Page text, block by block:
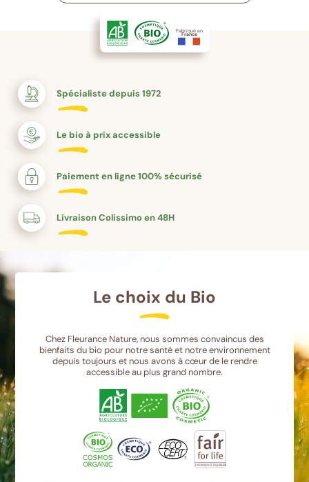
Fabriqué en
France
Spécialiste depuis 1972
Le bio à prix accessible
Paiement en ligne 100% sécurisé
Livraison Colissimo en 48H
Le choix du Bio
Chez Fleurance Nature, nous sommes convaincus des
bienfaits du bio pour notre santé et notre environnement
depuis toujours et nous avons à cœur de le rendre
accessible au plus grand nombre.